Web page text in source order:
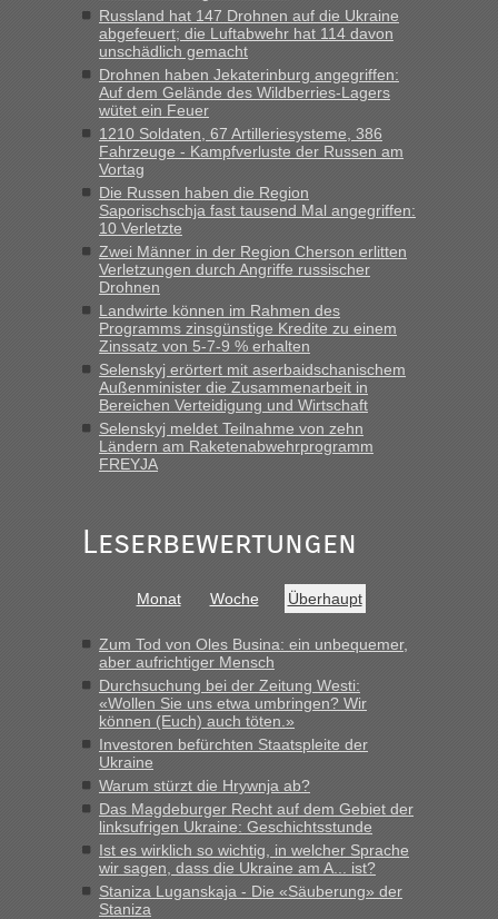
Originalverpackt ist und ersichlich das nicht neu sollte es
keine Probleme geben“
Recht, Visa und Dokumente • Deklaration
gebrauchter Kleidung beim Zoll
„Hallo Leute, ich weiß nicht, ob ich hier richtig bin mit meiner
Anfrage. Ich möchte 4 Umzugskartons mit gebrauchter
Straßen Kleidung bei der Einreise in die Ukraine
mitnehmen. Es ist gebrauchte Kleidung...“
Berichte und Reisetipps • Re: An welchem
Grenzübergang zwischen Polen und der Ukraine geht es am
schnellsten?
„Wir sind mit unserem Wohnmobil, wie geplant am Montag
15.6. in Krakovets rüber. Sehr zeitig los gegen 5 Uhr in der
Früh. Mit sehr sehr wenig Verkehr, super bis zur Grenze. Nur
8 PKW vor der Schranke....“
inBerichte und Reisetipps • Re: An welchem
Grenzübergang zwischen Polen und der Ukraine geht es am
schnellsten?
schnell da auch Passagiere mit EU-Pass dabei waren“
Berichte und Reisetipps • Re: An welchem
Grenzübergang zwischen Polen und der Ukraine geht es am
„Bin am Montag 15.6.26 um 8 Uhr in Urgyniw ausgereist,
das erste Mal an einem Montagmorgen ca. 15 Fahrzeuge
vor mir, bin sonst der Erste oder Zweite, egal, nach ca 20
Minuten wurde dann die nächste Welle...“
Berichte und Reisetipps • Re: An welchem
Grenzübergang zwischen Polen und der Ukraine geht es am
schnellsten?
„Derzeit, ist es überall sehr voll an den Grenzen Ukraine/
Polen. Zb. Krakovets 100 PKW ca. 10 h Wartezeit. Wollen
Montag rüber, versuchen es sehr früh.“
Russland hat 147 Drohnen auf die Ukraine
abgefeuert; die Luftabwehr hat 114 davon
unschädlich gemacht
Drohnen haben Jekaterinburg angegriffen:
Auf dem Gelände des Wildberries-Lagers
wütet ein Feuer
1210 Soldaten, 67 Artilleriesysteme, 386
Fahrzeuge - Kampfverluste der Russen am
Vortag
Die Russen haben die Region
Saporischschja fast tausend Mal angegriffen:
10 Verletzte
Zwei Männer in der Region Cherson erlitten
Verletzungen durch Angriffe russischer
Drohnen
Landwirte können im Rahmen des
Programms zinsgünstige Kredite zu einem
Zinssatz von 5-7-9 % erhalten
Selenskyj erörtert mit aserbaidschanischem
Außenminister die Zusammenarbeit in
Bereichen Verteidigung und Wirtschaft
Selenskyj meldet Teilnahme von zehn
Ländern am Raketenabwehrprogramm
FREYJA
Leserbewertungen
Monat Woche Überhaupt
Zum Tod von Oles Busina: ein unbequemer,
aber aufrichtiger Mensch
Durchsuchung bei der Zeitung Westi:
«Wollen Sie uns etwa umbringen? Wir
können (Euch) auch töten.»
Investoren befürchten Staatspleite der
Ukraine
Warum stürzt die Hrywnja ab?
Das Magdeburger Recht auf dem Gebiet der
linksufrigen Ukraine: Geschichtsstunde
Ist es wirklich so wichtig, in welcher Sprache
wir sagen, dass die Ukraine am A... ist?
Staniza Luganskaja - Die «Säuberung» der
Staniza